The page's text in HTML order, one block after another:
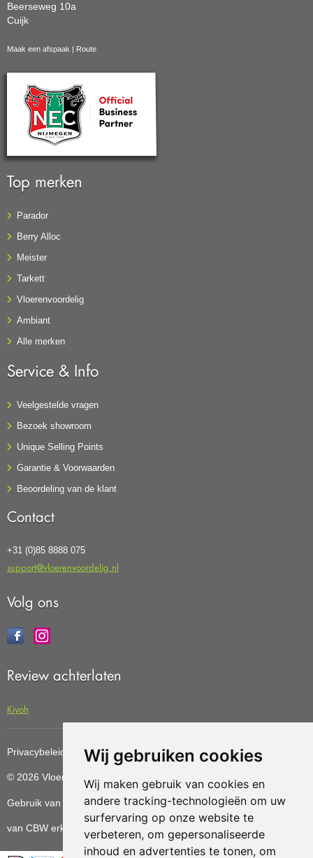
Wij gebruiken cookies
Wij maken gebruik van cookies en
andere tracking-technologieën om uw
surfervaring op onze website te
verbeteren, om gepersonaliseerde
inhoud en advertenties te tonen, om
Beerseweg 10a
Cuijk
Maak een afspaak Route
Top merken
Parador
Berry Alloc
Meister
Tarkett
Vloerenvoordelig
Ambiant
Alle merken
Service & Info
Veelgestelde vragen
Bezoek showroom
Unique Selling Points
Garantie & Voorwaarden
Beoordeling van de klant
Contact
+31 (0)85 8888 075
support@vloerenvoordelig.nl
Volg ons
Review achterlaten
Kiyoh
Privacybeleid Cookiebeleid Update cookies preferences
© 2026 Vloerenvoordelig Deze website is ontwikkeld door AGN
Gebruik van deze site betekent dat u dealgemene voorwaarden
van CBW erkende woonwinkels accepteert.